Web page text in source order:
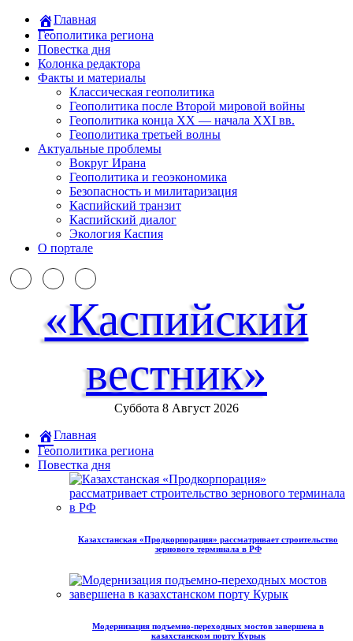
Главная
Геополитика региона
Повестка дня
Колонка редактора
Факты и материалы
Классическая геополитика
Геополитика после Второй мировой войны
Геополитика конца XX — начала XXI вв.
Геополитика третьей волны
Актуальные проблемы
Вокруг Ирана
Геополитика и геоэкономика
Безопасность и милитаризация
Каспийский транзит
Каспийский диалог
Экология Каспия
О портале
«Каспийский
вестник»
Суббота 8 Август 2026
Главная
Геополитика региона
Повестка дня
Казахстанская «Продкорпорация» рассматривает строительство
зернового терминала в РФ
Модернизация подъемно-переходных мостов завершена в
казахстанском порту Курык